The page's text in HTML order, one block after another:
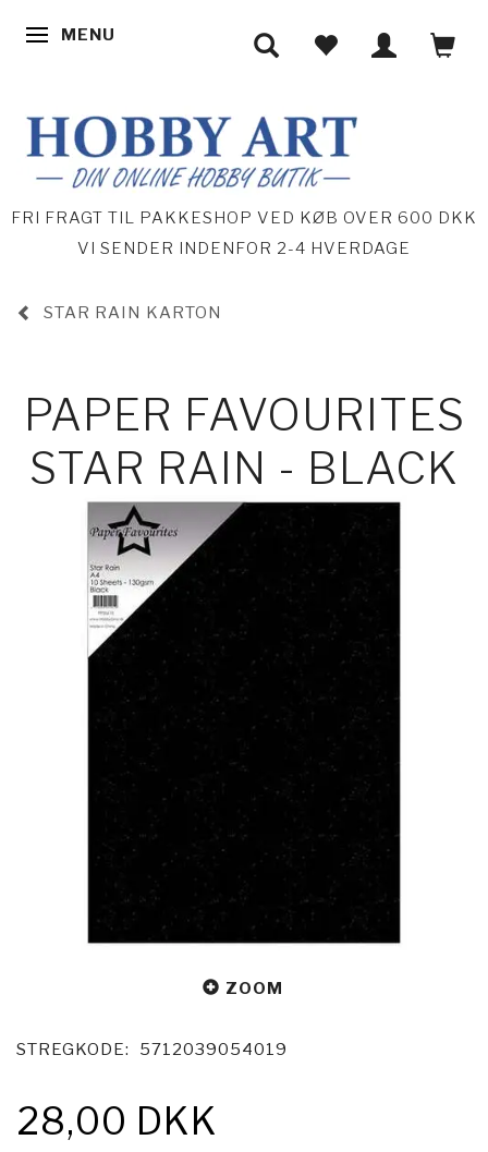
SKIFTE NAVIGATION
MENU
FRI FRAGT TIL PAKKESHOP VED KØB OVER 600 DKK
VI SENDER INDENFOR 2-4 HVERDAGE
STAR RAIN KARTON
PAPER FAVOURITES
STAR RAIN - BLACK
ZOOM
STREGKODE: 5712039054019
28,00 DKK